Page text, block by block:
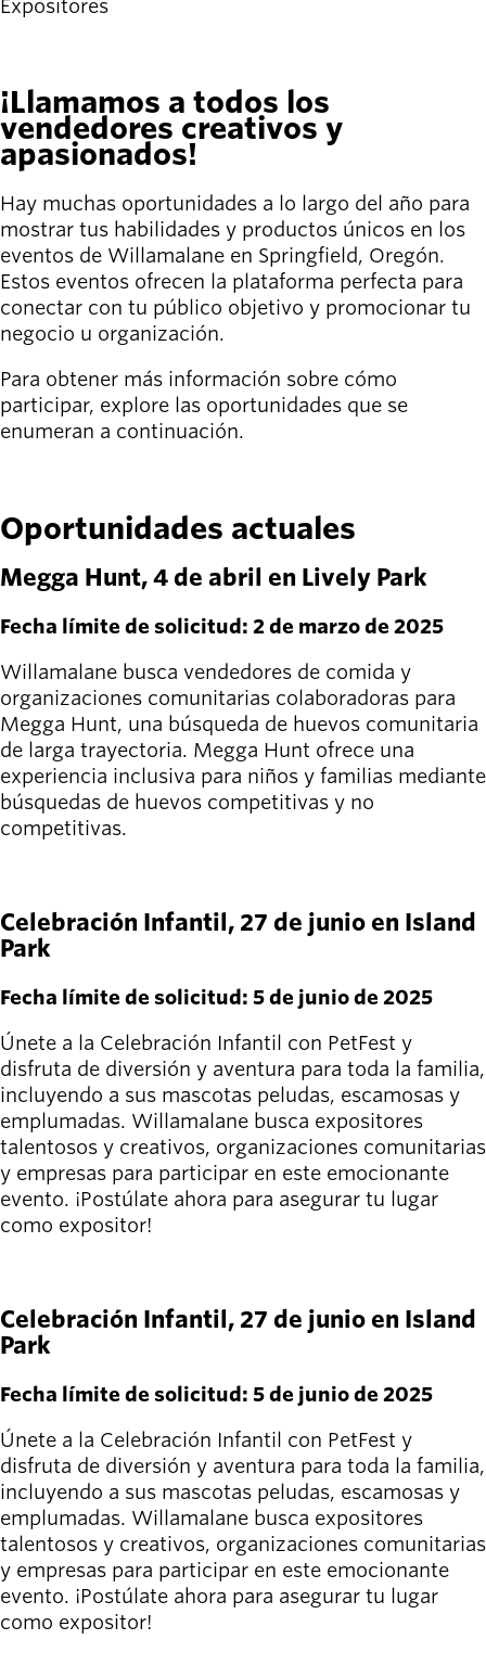
Explora las formas
newsmode
Últimas
noticias
Actualizaciones
desde
Willamalane
menu_book Guía de
recreación
Su tienda integral
account_circle en tu
cuenta.
Secondary
navigation
Board of
About the
district
Find a job
Exercise
classes
Pool
schedule
Court
schedules
Expositores
¡Llamamos a todos los
vendedores creativos y
apasionados!
Hay muchas oportunidades a lo largo del año para
mostrar tus habilidades y productos únicos en los
eventos de Willamalane en Springfield, Oregón.
Estos eventos ofrecen la plataforma perfecta para
conectar con tu público objetivo y promocionar tu
negocio u organización.
Para obtener más información sobre cómo
participar, explore las oportunidades que se
enumeran a continuación.
Oportunidades actuales
Megga Hunt, 4 de abril en Lively Park
Fecha límite de solicitud: 2 de marzo de 2025
Willamalane busca vendedores de comida y
organizaciones comunitarias colaboradoras para
Megga Hunt, una búsqueda de huevos comunitaria
de larga trayectoria. Megga Hunt ofrece una
experiencia inclusiva para niños y familias mediante
búsquedas de huevos competitivas y no
competitivas.
Celebración Infantil, 27 de junio en Island
Park
Fecha límite de solicitud: 5 de junio de 2025
Únete a la Celebración Infantil con PetFest y
disfruta de diversión y aventura para toda la familia,
incluyendo a sus mascotas peludas, escamosas y
emplumadas. Willamalane busca expositores
talentosos y creativos, organizaciones comunitarias
y empresas para participar en este emocionante
evento. ¡Postúlate ahora para asegurar tu lugar
como expositor!
Celebración Infantil, 27 de junio en Island
Park
Fecha límite de solicitud: 5 de junio de 2025
Únete a la Celebración Infantil con PetFest y
disfruta de diversión y aventura para toda la familia,
incluyendo a sus mascotas peludas, escamosas y
emplumadas. Willamalane busca expositores
talentosos y creativos, organizaciones comunitarias
y empresas para participar en este emocionante
evento. ¡Postúlate ahora para asegurar tu lugar
como expositor!